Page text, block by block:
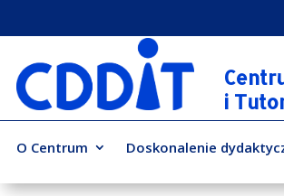
i
O Centrum Doskonalenie